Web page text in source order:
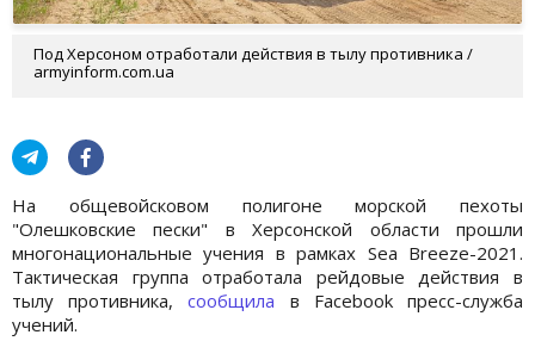
Под Херсоном отработали действия в тылу противника /
armyinform.com.ua
На общевойсковом полигоне морской пехоты
"Олешковские пески" в Херсонской области прошли
многонациональные учения в рамках Sea Breeze-2021.
Тактическая группа отработала рейдовые действия в
тылу противника,сообщила в Facebook пресс-служба
учений.